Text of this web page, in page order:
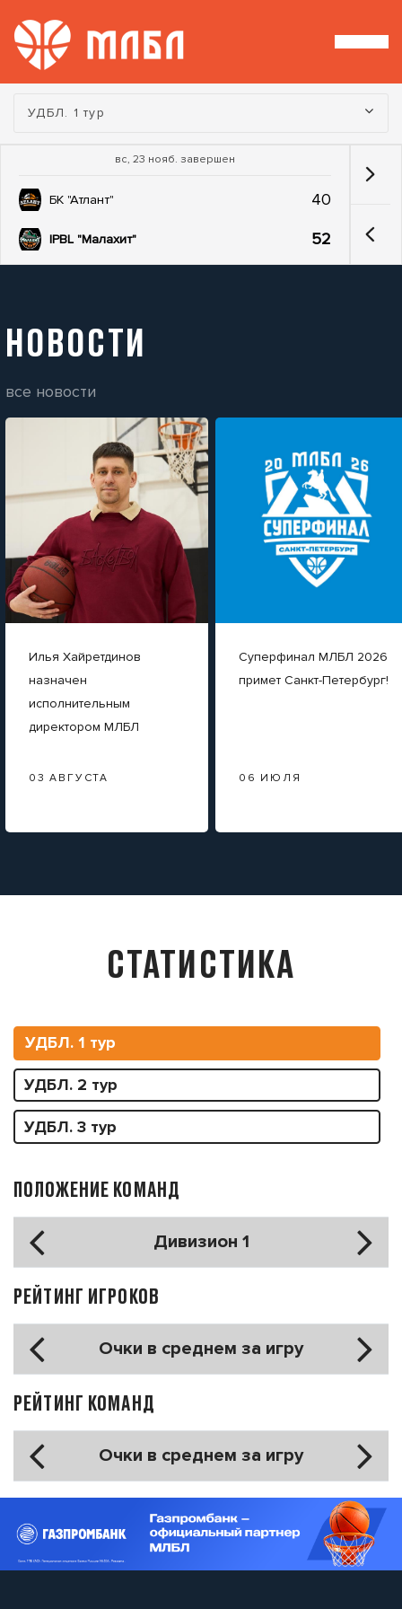
Турнир:
УДБЛ. 1 тур
вс, 23 нояб. завершен
БК "Атлант" 40
IPBL "Малахит" 52
НОВОСТИ
все новости
Илья Хайретдинов
назначен
исполнительным
директором МЛБЛ
03 АВГУСТА
Суперфинал МЛБЛ 2026
примет Санкт-Петербург!
06 ИЮЛЯ
СТАТИСТИКА
УДБЛ. 1 тур
УДБЛ. 2 тур
УДБЛ. 3 тур
ПОЛОЖЕНИЕ КОМАНД
Дивизион 1
РЕЙТИНГ ИГРОКОВ
Очки в среднем за игру
РЕЙТИНГ КОМАНД
Очки в среднем за игру